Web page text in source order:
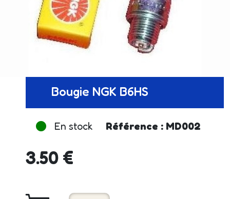
Bougie NGK B6HS
En stock Référence : MD002
3.50 €